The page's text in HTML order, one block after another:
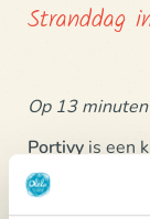
Stranddag
Op 13
Portivy is een
schiereiland
ontspannen